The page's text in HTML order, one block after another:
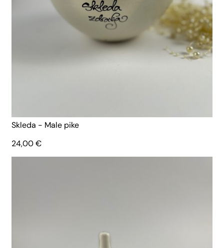
Skleda - Male pike
24,00€